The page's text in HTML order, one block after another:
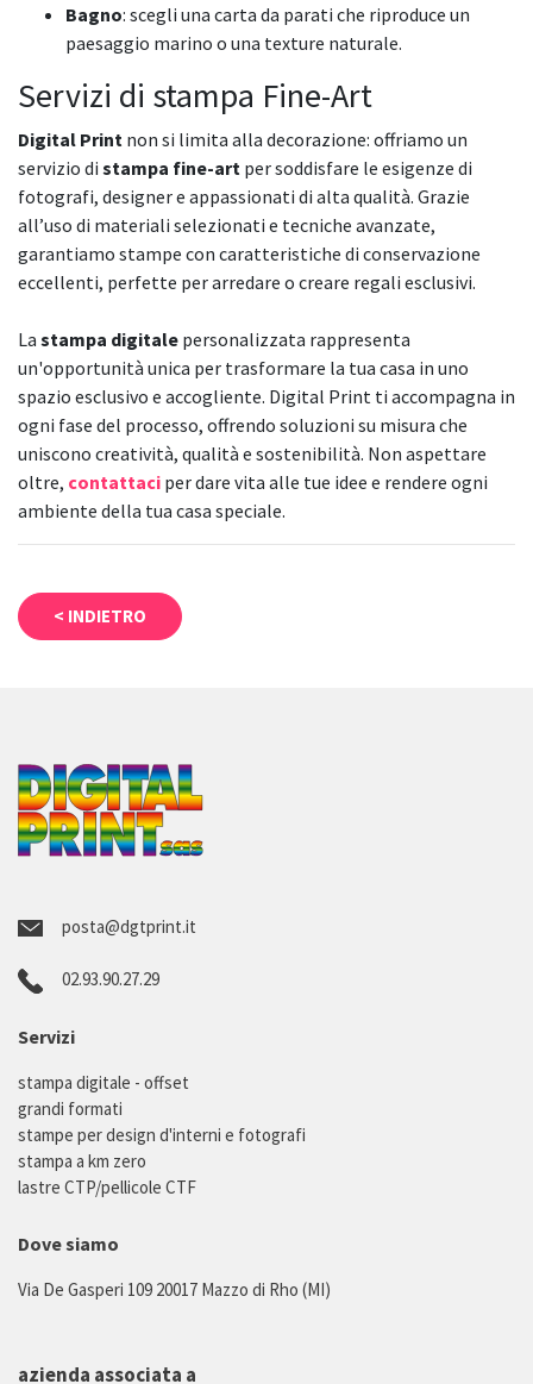
Bagno: scegli una carta da parati che riproduce un
paesaggio marino o una texture naturale.
Servizi di stampa Fine-Art
Digital Print non si limita alla decorazione: offriamo un
servizio di stampa fine-art per soddisfare le esigenze di
fotografi, designer e appassionati di alta qualità. Grazie
all’uso di materiali selezionati e tecniche avanzate,
garantiamo stampe con caratteristiche di conservazione
eccellenti, perfette per arredare o creare regali esclusivi.
La stampa digitale personalizzata rappresenta
un'opportunità unica per trasformare la tua casa in uno
spazio esclusivo e accogliente. Digital Print ti accompagna in
ogni fase del processo, offrendo soluzioni su misura che
uniscono creatività, qualità e sostenibilità. Non aspettare
oltre, contattaci per dare vita alle tue idee e rendere ogni
ambiente della tua casa speciale.
posta@dgtprint.it
02.93.90.27.29
Servizi
stampa digitale - offset
grandi formati
stampe per design d'interni e fotografi
stampa a km zero
lastre CTP/pellicole CTF
Dove siamo
Via De Gasperi 109 20017 Mazzo di Rho (MI)
azienda associata a